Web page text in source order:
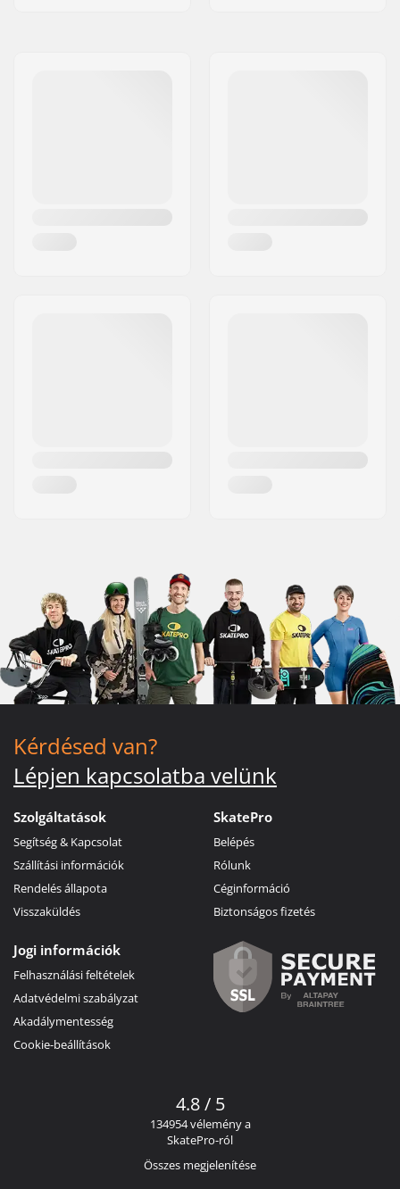
Kérdésed van?
Lépjen kapcsolatba velünk
Szolgáltatások
Segítség & Kapcsolat
Szállítási információk
Rendelés állapota
Visszaküldés
SkatePro
Belépés
Rólunk
Céginformáció
Biztonságos fizetés
Jogi információk
Felhasználási feltételek
Adatvédelmi szabályzat
Akadálymentesség
Cookie-beállítások
4.8 / 5
134954 vélemény a
SkatePro-ról
Összes megjelenítése